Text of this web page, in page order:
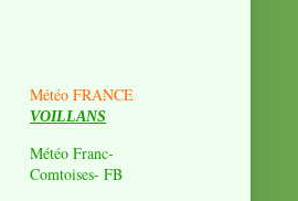
Météo FRANCE
VOILLANS
Météo Franc-
Comtoises- FB